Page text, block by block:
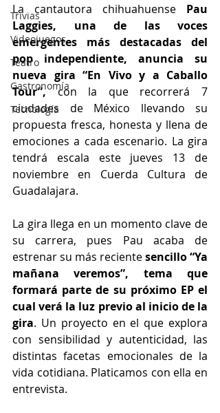
Trivias
Videojuegos
Teatro
Gastronomía
Tecnología
La cantautora chihuahuense Pau
Laggies, una de las voces
emergentes más destacadas del
pop independiente, anuncia su
nueva gira “En Vivo y a Caballo
Tour”, con la que recorrerá 7
ciudades de México llevando su
propuesta fresca, honesta y llena de
emociones a cada escenario. La gira
tendrá escala este jueves 13 de
noviembre en Cuerda Cultura de
Guadalajara.
La gira llega en un momento clave de
su carrera, pues Pau acaba de
estrenar su más reciente sencillo “Ya
mañana veremos”, tema que
formará parte de su próximo EP el
cual verá la luz previo al inicio de la
gira. Un proyecto en el que explora
con sensibilidad y autenticidad, las
distintas facetas emocionales de la
vida cotidiana. Platicamos con ella en
entrevista.